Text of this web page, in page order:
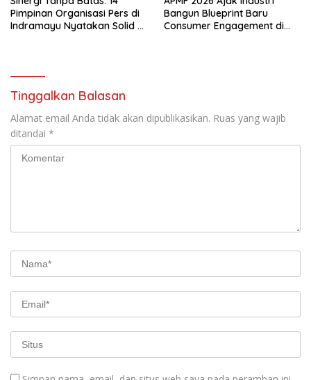
Pimpinan Organisasi Pers di
Indramayu Nyatakan Solid di
Bangun Blueprint Baru
Consumer Engagement di
Tinggalkan Balasan
Alamat email Anda tidak akan dipublikasikan. Ruas yang wajib
ditandai *